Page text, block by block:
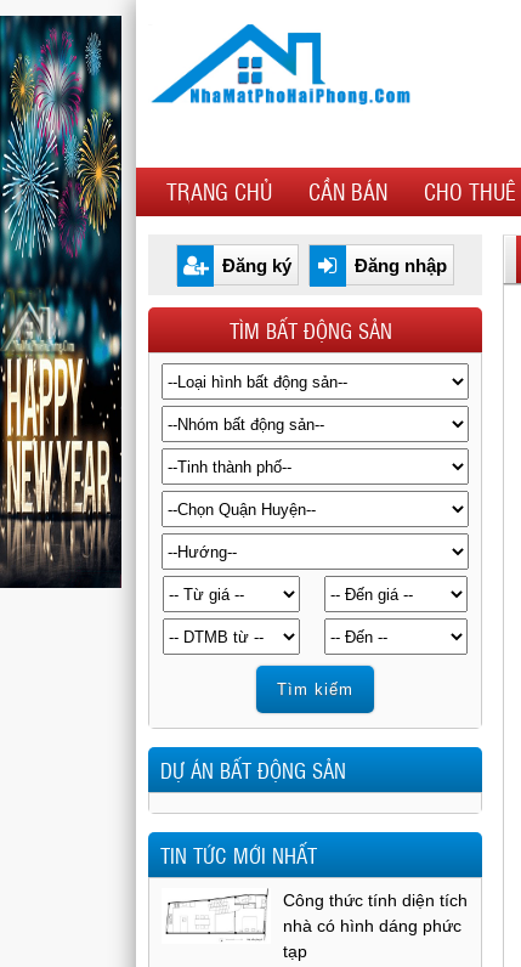
TRANG CHỦ CẦN BÁN CHO THUÊ
Đăng ký Đăng nhập
TÌM BẤT ĐỘNG SẢN
DỰ ÁN BẤT ĐỘNG SẢN
TIN TỨC MỚI NHẤT
Công thức tính diện tích
nhà có hình dáng phức
tạp